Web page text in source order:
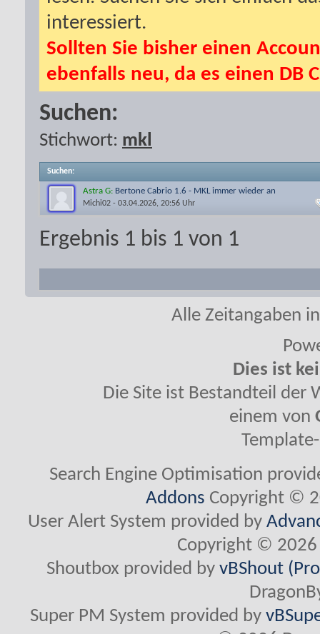
interessiert.
Sollten Sie bisher einen
ebenfalls neu, da es einen DB
Suchen:
Stichwort: mkl
Suchen:
Astra G: Bertone Cabrio 1.6 - MKL immer wieder an
Michi02 - 03.04.2026, 20:56 Uhr
Ergebnis 1 bis 1 von 1
Alle Zeitangaben
Dies ist
Die Site ist Bestandteil der
einem von
Search Engine Optimisation
Addons Copyright ©
User Alert System provided by
Copyright © 2026
Shoutbox provided byvBShout
Super PM System provided by